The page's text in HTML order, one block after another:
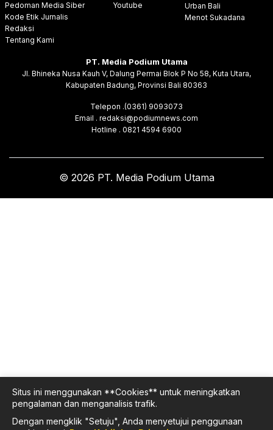
Pedoman Media Siber
Kode Etik Jurnalis
Redaksi
Tentang Kami
Youtube
Urban Bali
Menot Sukadana
PT. Media Podium Utama
Jl. Bhineka Nusa Kauh V, Dalung Permai Blok P No 58, Kuta Utara,
Kabupaten Badung, Provinsi Bali 80363
Telepon .(0361) 9093073
Email . redaksi@podiumnews.com
Hotline . 0821 4594 6900
© 2026 PT. Media Podium Utama
Situs ini menggunakan **Cookies** untuk meningkatkan
pengalaman dan menganalisis trafik.
Dengan mengklik "Setuju", Anda menyetujui penggunaan